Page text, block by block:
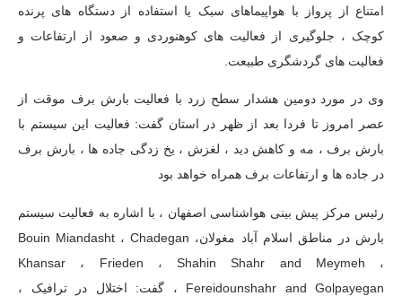
امتناع از پرواز با هواپیماهای سبک یا استفاده از دستگاه های پرنده
کوچک ، جلوگیری از فعالیت های کوهنوردی و صعود از ارتفاعات و
فعالیت های گردشگری طبیعت.
وی در مورد دومین هشدار سطح زرد با فعالیت بارش برف موقت از
عصر امروز تا فردا بعد از ظهر در استان گفت: فعالیت این سیستم با
بارش برف ، مه و کاهش دید ، لغزش ، یخ زدگی جاده ها ، بارش برف
در جاده ها و ارتفاعات برف همراه خواهد بود
رئیس مرکز پیش بینی هواشناسی اصفهان ، با اشاره به فعالیت سیستم
بارش در مناطق اسلام آباد مغولانBouin Miandasht ، Chadegan ،
Khansar ، Frieden ، Shahin Shahr and Meymeh ،
Fereidounshahr and Golpayegan ، گفت: اختلال در ترافیک ،